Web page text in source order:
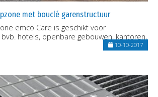
met bouclé garenstructuur
emco Care is geschikt voor
hotels, openbare gebouwen, kantoren,
10-10-2017